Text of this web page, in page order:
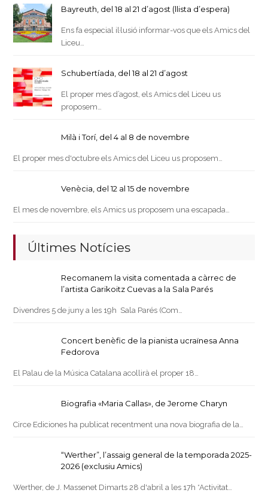
Bayreuth, del 18 al 21 d’agost (llista d’espera)
Ens fa especial il·lusió informar-vos que els Amics del
Liceu…
Schubertíada, del 18 al 21 d’agost
El proper mes d’agost, els Amics del Liceu us
proposem…
Milà i Torí, del 4 al 8 de novembre
El proper mes d'octubre els Amics del Liceu us proposem…
Venècia, del 12 al 15 de novembre
El mes de novembre, els Amics us proposem una escapada…
Últimes Notícies
Recomanem la visita comentada a càrrec de
l’artista Garikoitz Cuevas a la Sala Parés
Divendres 5 de juny a les 19h Sala Parés (Com…
Concert benèfic de la pianista ucraïnesa Anna
Fedorova
El Palau de la Música Catalana acollirà el proper 18…
Biografia «Maria Callas», de Jerome Charyn
Circe Ediciones ha publicat recentment una nova biografia de la…
“Werther”, l’assaig general de la temporada 2025-
2026 (exclusiu Amics)
Werther, de J. Massenet Dimarts 28 d'abril a les 17h *Activitat…